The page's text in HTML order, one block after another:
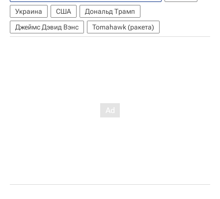
Украина
США
Дональд Трамп
Джеймс Дэвид Вэнс
Tomahawk (ракета)